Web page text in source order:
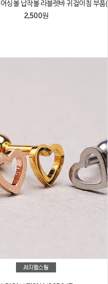
어싱볼 납작볼 라블렛바 귀걸이침 부
2,500원